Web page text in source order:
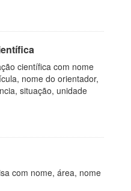
científica com nome
nome do orientador,
situação, unidade
com nome, área, nome